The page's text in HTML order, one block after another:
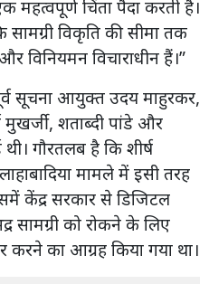
महत्वपूर्ण चिंता पैदा करती है।
विकृति की सीमा तक
विनियमन विचाराधीन हैं।”
सूचना आयुक्त उदय माहुरकर,
मुखर्जी, शताब्दी पांडे और
थी। गौरतलब है कि शीर्ष
मामले में इसी तरह
केंद्र सरकार से डिजिटल
सामग्री को रोकने के लिए
करने का आग्रह किया गया था।